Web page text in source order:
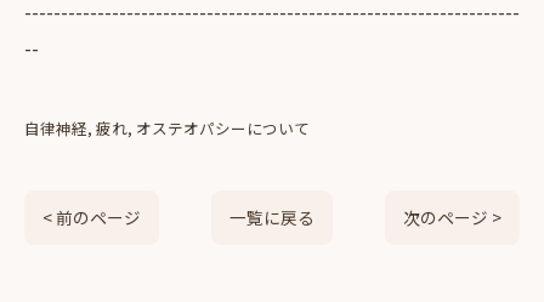
--------------------------------------------------------------------
--
自律神経 疲れ オステオパシーについて
< 前のページ 一覧に戻る 次のページ >